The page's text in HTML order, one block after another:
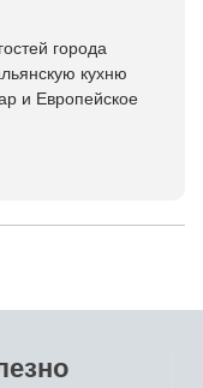
города
кухню
и Европейское